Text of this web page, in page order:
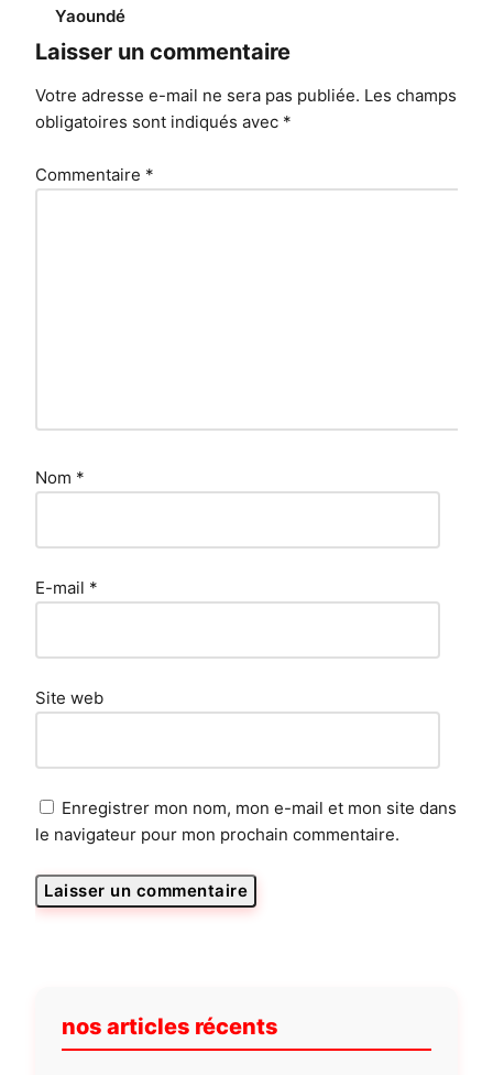
Yaoundé
Laisser un commentaire
Votre adresse e-mail ne sera pas publiée. Les champs
obligatoires sont indiqués avec *
Commentaire *
Nom *
E-mail *
Site web
Enregistrer mon nom, mon e-mail et mon site dans
le navigateur pour mon prochain commentaire.
nos articles récents